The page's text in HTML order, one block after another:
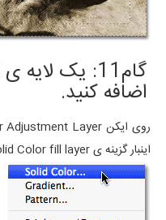
اضافه کنید.
اینبار گزینه ی Solid Color fill layer رو انتخاب کنید: